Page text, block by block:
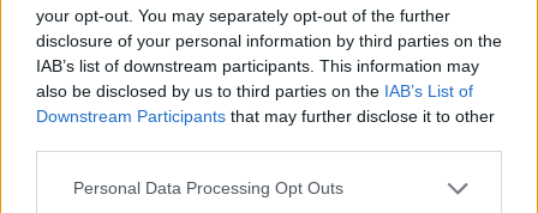
your opt-out. You may separately opt-out of the further
disclosure of your personal information by third parties on the
IAB’s list of downstream participants. This information may
also be disclosed by us to third parties on the IAB’s List of
Downstream Participants that may further disclose it to other
Personal Data Processing Opt Outs
Ακολουθήστε το Pink.gr στοGoogle Newsκαι
μάθετε πρώτοιτα πιο hot νέα.
Ακολουθήστε το Pink.gr και στοInstagram